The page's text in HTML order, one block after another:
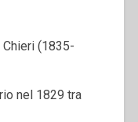
(1835-
nel 1829 tra